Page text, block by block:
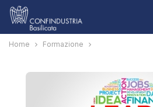
Home Formazione